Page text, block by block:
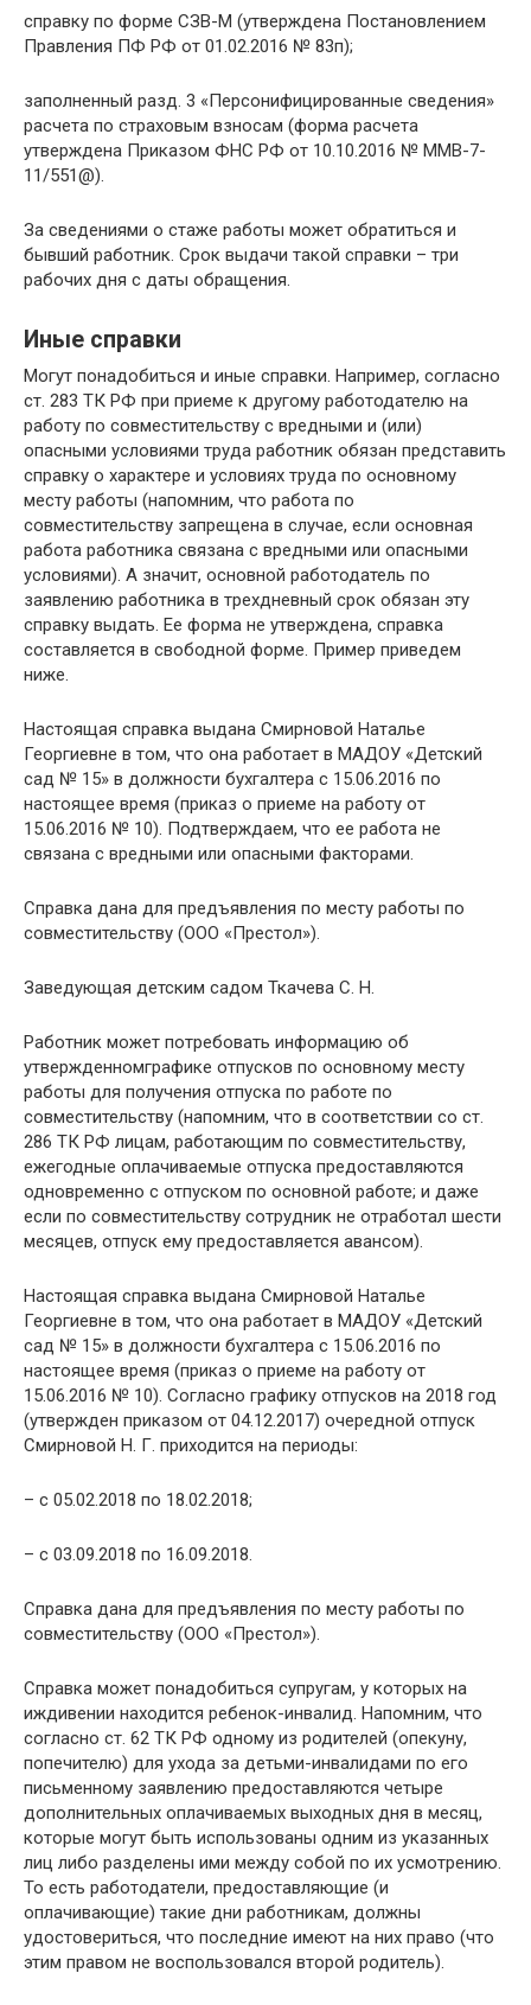
справку по форме СЗВ-М (утверждена Постановлением
Правления ПФ РФ от 01.02.2016 № 83п);
заполненный разд. 3 «Персонифицированные сведения»
расчета по страховым взносам (форма расчета
утверждена Приказом ФНС РФ от 10.10.2016 № ММВ-7-
11/551@).
За сведениями о стаже работы может обратиться и
бывший работник. Срок выдачи такой справки – три
рабочих дня с даты обращения.
Иные справки
Могут понадобиться и иные справки. Например, согласно
ст. 283 ТК РФ при приеме к другому работодателю на
работу по совместительству с вредными и (или)
опасными условиями труда работник обязан представить
справку о характере и условиях труда по основному
месту работы (напомним, что работа по
совместительству запрещена в случае, если основная
работа работника связана с вредными или опасными
условиями). А значит, основной работодатель по
заявлению работника в трехдневный срок обязан эту
справку выдать. Ее форма не утверждена, справка
составляется в свободной форме. Пример приведем
ниже.
Настоящая справка выдана Смирновой Наталье
Георгиевне в том, что она работает в МАДОУ «Детский
сад № 15» в должности бухгалтера с 15.06.2016 по
настоящее время (приказ о приеме на работу от
15.06.2016 № 10). Подтверждаем, что ее работа не
связана с вредными или опасными факторами.
Справка дана для предъявления по месту работы по
совместительству (ООО «Престол»).
Заведующая детским садом Ткачева С. Н.
Работник может потребовать информацию об
утвержденномграфике отпусков по основному месту
работы для получения отпуска по работе по
совместительству (напомним, что в соответствии со ст.
286 ТК РФ лицам, работающим по совместительству,
ежегодные оплачиваемые отпуска предоставляются
одновременно с отпуском по основной работе; и даже
если по совместительству сотрудник не отработал шести
месяцев, отпуск ему предоставляется авансом).
Настоящая справка выдана Смирновой Наталье
Георгиевне в том, что она работает в МАДОУ «Детский
сад № 15» в должности бухгалтера с 15.06.2016 по
настоящее время (приказ о приеме на работу от
15.06.2016 № 10). Согласно графику отпусков на 2018 год
(утвержден приказом от 04.12.2017) очередной отпуск
Смирновой Н. Г. приходится на периоды:
– с 05.02.2018 по 18.02.2018;
– с 03.09.2018 по 16.09.2018.
Справка дана для предъявления по месту работы по
совместительству (ООО «Престол»).
Справка может понадобиться супругам, у которых на
иждивении находится ребенок-инвалид. Напомним, что
согласно ст. 62 ТК РФ одному из родителей (опекуну,
попечителю) для ухода за детьми-инвалидами по его
письменному заявлению предоставляются четыре
дополнительных оплачиваемых выходных дня в месяц,
которые могут быть использованы одним из указанных
лиц либо разделены ими между собой по их усмотрению.
То есть работодатели, предоставляющие (и
оплачивающие) такие дни работникам, должны
удостовериться, что последние имеют на них право (что
этим правом не воспользовался второй родитель).